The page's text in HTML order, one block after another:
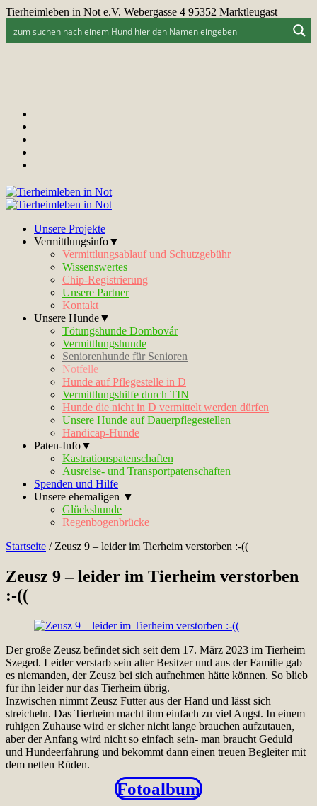
Tierheimleben in Not e.V. Webergasse 4 95352 Marktleugast
Unsere Projekte
Vermittlungsinfo▼
Vermittlungsablauf und Schutzgebühr
Wissenswertes
Chip-Registrierung
Unsere Partner
Kontakt
Unsere Hunde▼
Tötungshunde Dombovár
Vermittlungshunde
Seniorenhunde für Senioren
Notfelle
Hunde auf Pflegestelle in D
Vermittlungshilfe durch TIN
Hunde die nicht in D vermittelt werden dürfen
Unsere Hunde auf Dauerpflegestellen
Handicap-Hunde
Paten-Info▼
Kastrationspatenschaften
Ausreise- und Transportpatenschaften
Spenden und Hilfe
Unsere ehemaligen ▼
Glückshunde
Regenbogenbrücke
Startseite / Zeusz 9 – leider im Tierheim verstorben :-((
Zeusz 9 – leider im Tierheim verstorben
:-((
Der große Zeusz befindet sich seit dem 17. März 2023 im Tierheim
Szeged. Leider verstarb sein alter Besitzer und aus der Familie gab
es niemanden, der Zeusz bei sich aufnehmen hätte können. So blieb
für ihn leider nur das Tierheim übrig.
Inzwischen nimmt Zeusz Futter aus der Hand und lässt sich
streicheln. Das Tierheim macht ihm einfach zu viel Angst. In einem
ruhigen Zuhause wird er sicher nicht lange brauchen aufzutauen,
aber der Anfang wird nicht so einfach sein- man braucht Geduld
und Hundeerfahrung und bekommt dann einen treuen Begleiter mit
dem netten Rüden.
Fotoalbum